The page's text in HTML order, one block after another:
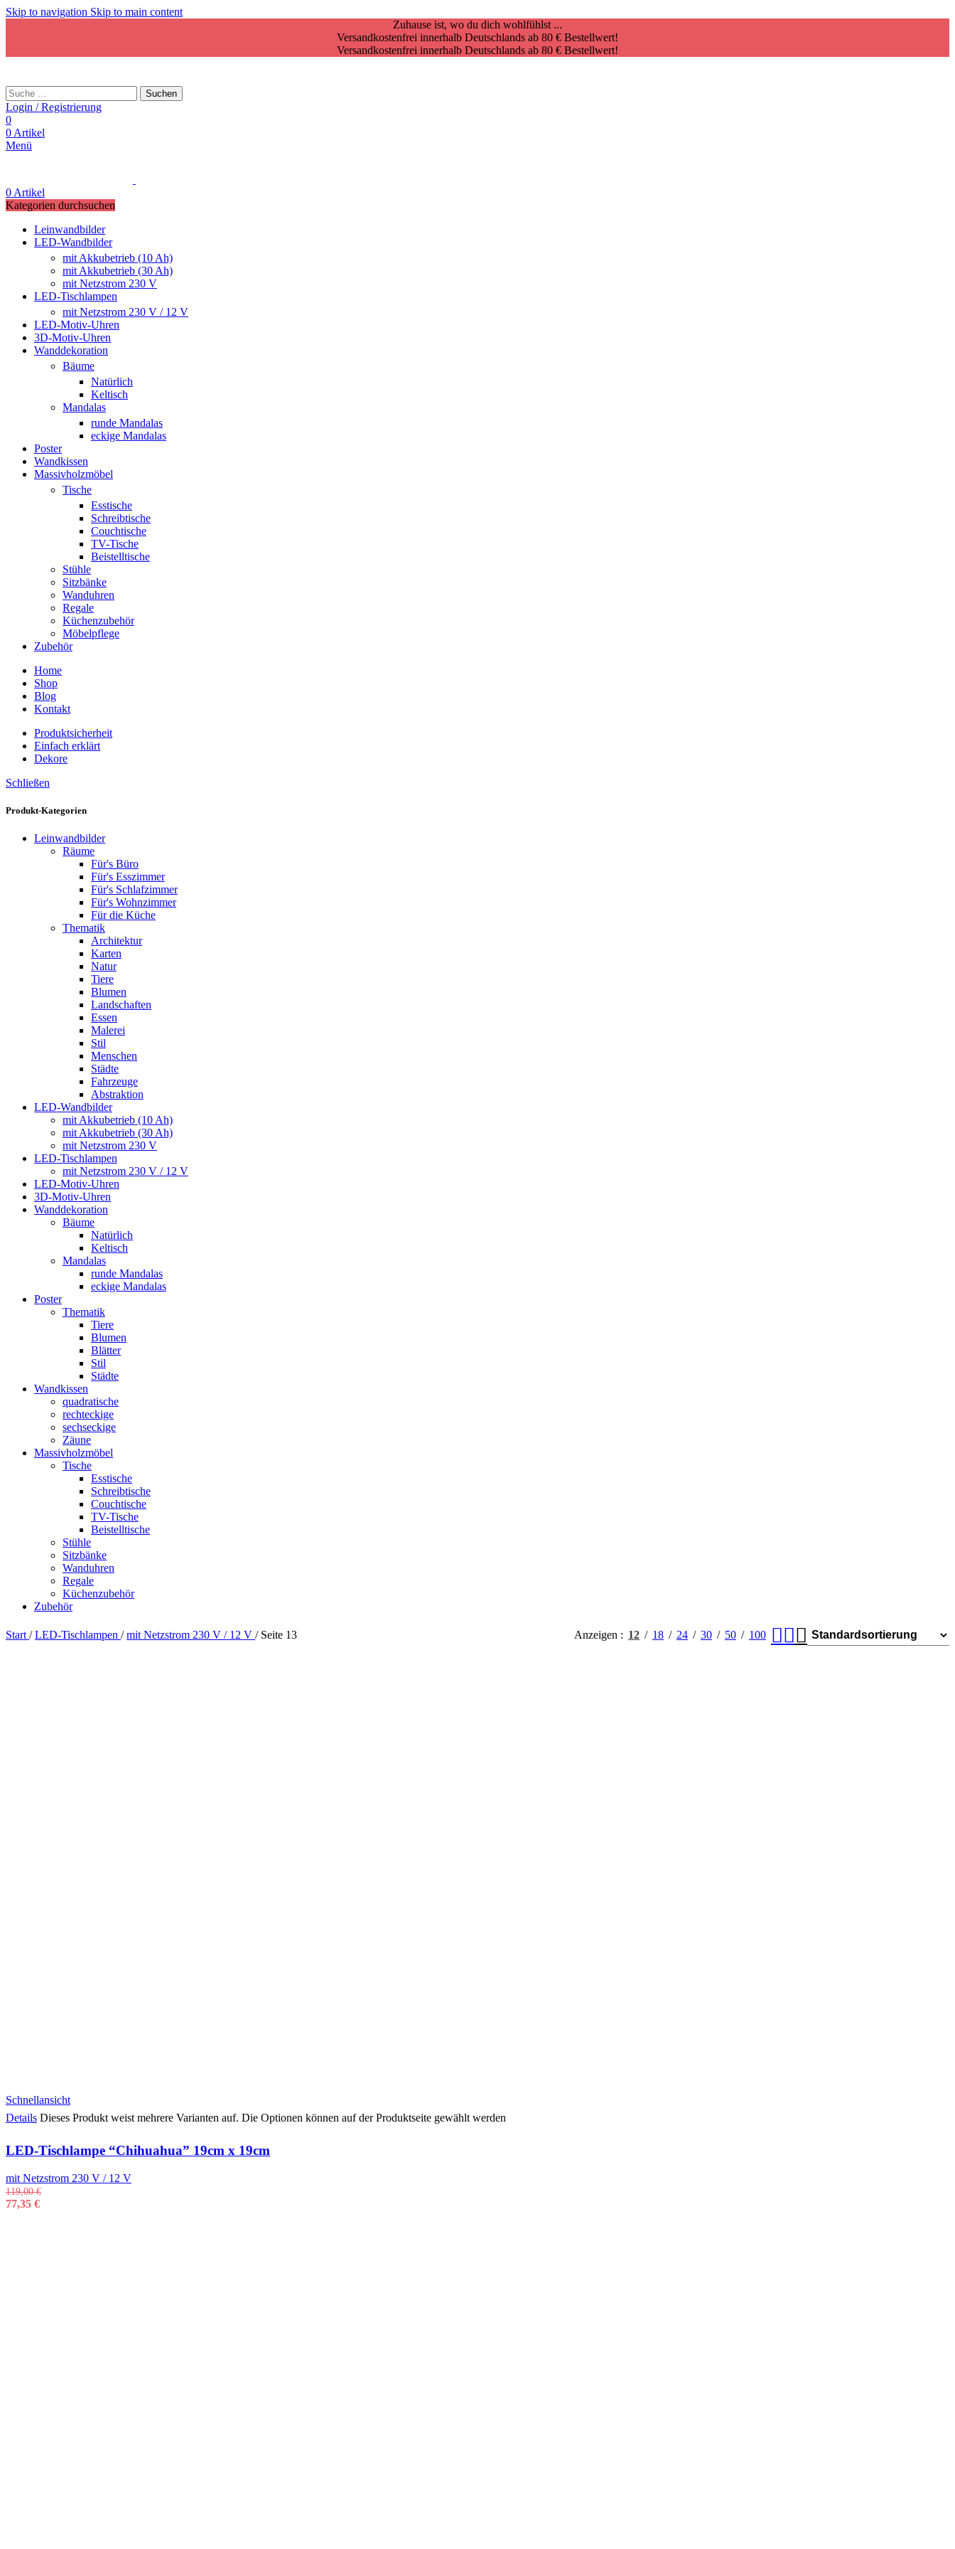
Skip to navigation Skip to main content
Zuhause ist, wo du dich wohlfühlst ...
Versandkostenfrei innerhalb Deutschlands ab 80 € Bestellwert!
Versandkostenfrei innerhalb Deutschlands ab 80 € Bestellwert!
Suchen
Login / Registrierung
0
0 Artikel
Menü
0 Artikel
Kategorien durchsuchen
Leinwandbilder
LED-Wandbilder
mit Akkubetrieb (10 Ah)
mit Akkubetrieb (30 Ah)
mit Netzstrom 230 V
LED-Tischlampen
mit Netzstrom 230 V / 12 V
LED-Motiv-Uhren
3D-Motiv-Uhren
Wanddekoration
Bäume
Natürlich
Keltisch
Mandalas
runde Mandalas
eckige Mandalas
Poster
Wandkissen
Massivholzmöbel
Tische
Esstische
Schreibtische
Couchtische
TV-Tische
Beistelltische
Stühle
Sitzbänke
Wanduhren
Regale
Küchenzubehör
Möbelpflege
Zubehör
Home
Shop
Blog
Kontakt
Produktsicherheit
Einfach erklärt
Dekore
Schließen
Produkt-Kategorien
Leinwandbilder
Räume
Für's Büro
Für's Esszimmer
Für's Schlafzimmer
Für's Wohnzimmer
Für die Küche
Thematik
Architektur
Karten
Natur
Tiere
Blumen
Landschaften
Essen
Malerei
Stil
Menschen
Städte
Fahrzeuge
Abstraktion
LED-Wandbilder
mit Akkubetrieb (10 Ah)
mit Akkubetrieb (30 Ah)
mit Netzstrom 230 V
LED-Tischlampen
mit Netzstrom 230 V / 12 V
LED-Motiv-Uhren
3D-Motiv-Uhren
Wanddekoration
Bäume
Natürlich
Keltisch
Mandalas
runde Mandalas
eckige Mandalas
Poster
Thematik
Tiere
Blumen
Blätter
Stil
Städte
Wandkissen
quadratische
rechteckige
sechseckige
Zäune
Massivholzmöbel
Tische
Esstische
Schreibtische
Couchtische
TV-Tische
Beistelltische
Stühle
Sitzbänke
Wanduhren
Regale
Küchenzubehör
Zubehör
Start / LED-Tischlampen / mit Netzstrom 230 V / 12 V / Seite 13 Anzeigen 12 18 24 30 50 100
Schnellansicht
Details Dieses Produkt weist mehrere Varianten auf. Die Optionen können auf der Produktseite gewählt werden
LED-Tischlampe “Chihuahua” 19cm x 19cm
mit Netzstrom 230 V / 12 V
119,00€
77,35 €